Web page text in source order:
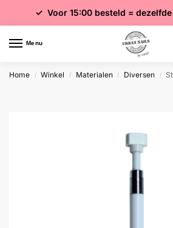
✓ Gratis verzending vanaf
✓ Voor 15:00 besteld =
✓ Meer dan 4000
Menu
Home / Winkel / Materialen / Diversen /